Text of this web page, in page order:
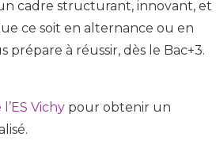
cadre structurant, innovant, et
ce soit en alternance ou en
prépare à réussir, dès le Bac+3.
Vichy pour obtenir un